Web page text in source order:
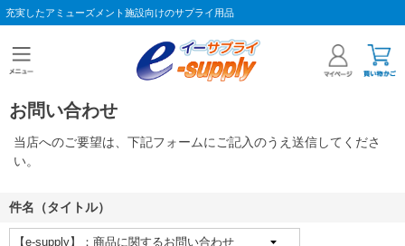
充実したアミューズメント施設向けのサプライ用品
お問い合わせ
当店へのご要望は、下記フォームにご記入のうえ送信してくださ
い。
件名（タイトル）